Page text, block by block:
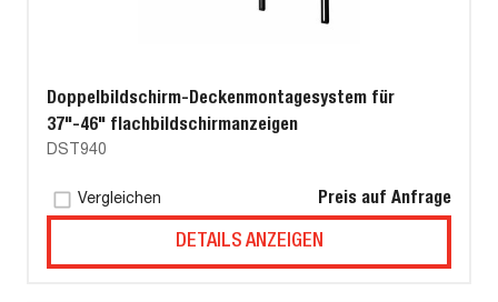
Doppelbildschirm-Deckenmontagesystem für
37"-46" flachbildschirmanzeigen
DST940
Vergleichen Preis auf Anfrage
DETAILS ANZEIGEN